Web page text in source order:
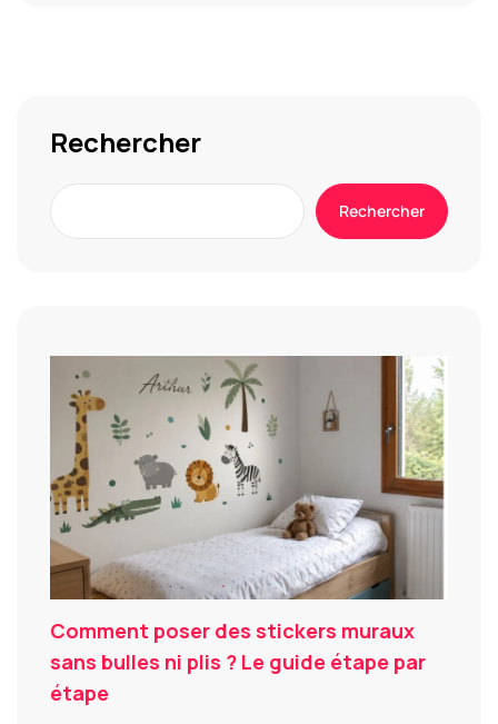
Rechercher
Rechercher
Comment poser des stickers muraux
sans bulles ni plis ? Le guide étape par
étape